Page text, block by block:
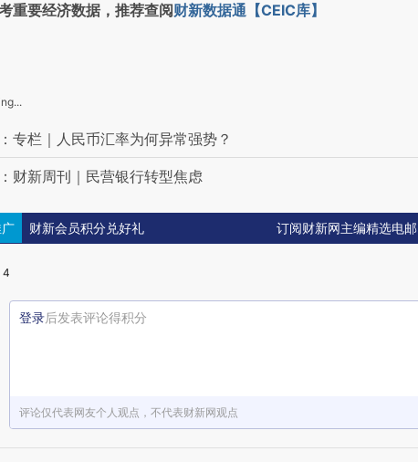
重要经济数据，推荐查阅财新数据通【CEIC库】
专栏｜人民币汇率为何异常强势？
财新周刊｜民营银行转型焦虑
财新会员积分兑好礼 订阅财新网主编精选电邮
4
登录后发表评论得积分
评论仅代表网友个人观点，不代表财新网观点